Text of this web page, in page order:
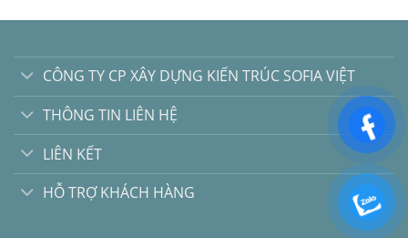
CÔNG TY CP XÂY DỰNG KIẾN TRÚC SOFIA VIỆT
THÔNG TIN LIÊN HỆ
LIÊN KẾT
HỖ TRỢ KHÁCH HÀNG